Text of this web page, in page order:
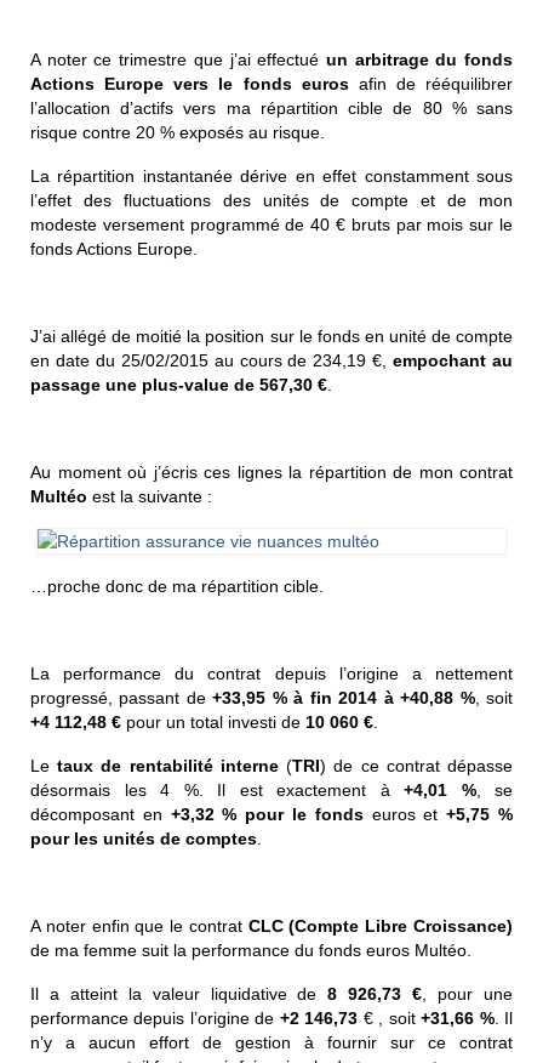
A noter ce trimestre que j’ai effectué un arbitrage du fonds
Actions Europe vers le fonds eurosafin de rééquilibrer
l’allocation d’actifs vers ma répartition cible de 80 % sans
risque contre 20 % exposés au risque.
La répartition instantanée dérive en effet constamment sous
l’effet des fluctuations des unités de compte et de mon
modeste versement programmé de 40 € bruts par mois sur le
fonds Actions Europe.
J’ai allégé de moitié la position sur le fonds en unité de compte
en date du 25/02/2015 au cours de 234,19 €,empochant au
passage une plus-value de 567,30 €
Au moment où j’écris ces lignes la répartition de mon contrat
Multéo est la suivante :
…proche donc de ma répartition cible.
La performance du contrat depuis l’origine a nettement
progressé, passant de+33,95 % à fin 2014 à +40,88 %, soit
+4 112,48 € pour un total investi de 10 060 €
Letaux de rentabilité interne(TRI) de ce contrat dépasse
désormais les 4 %. Il est exactement à +4,01 %, se
décomposant en +3,32 % pour le fondseuros et+5,75 %
pour les unités de comptes
A noter enfin que le contrat CLC (Compte Libre Croissance)
de ma femme suit la performance du fonds euros Multéo.
Il a atteint la valeur liquidative de8 926,73 € , pour une
performance depuis l’origine de +2 146,73 € , soit+31,66 %. Il
n’y a aucun effort de gestion à fournir sur ce contrat